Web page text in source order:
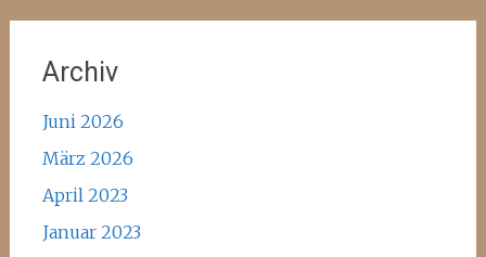
Archiv
Juni 2026
März 2026
April 2023
Januar 2023